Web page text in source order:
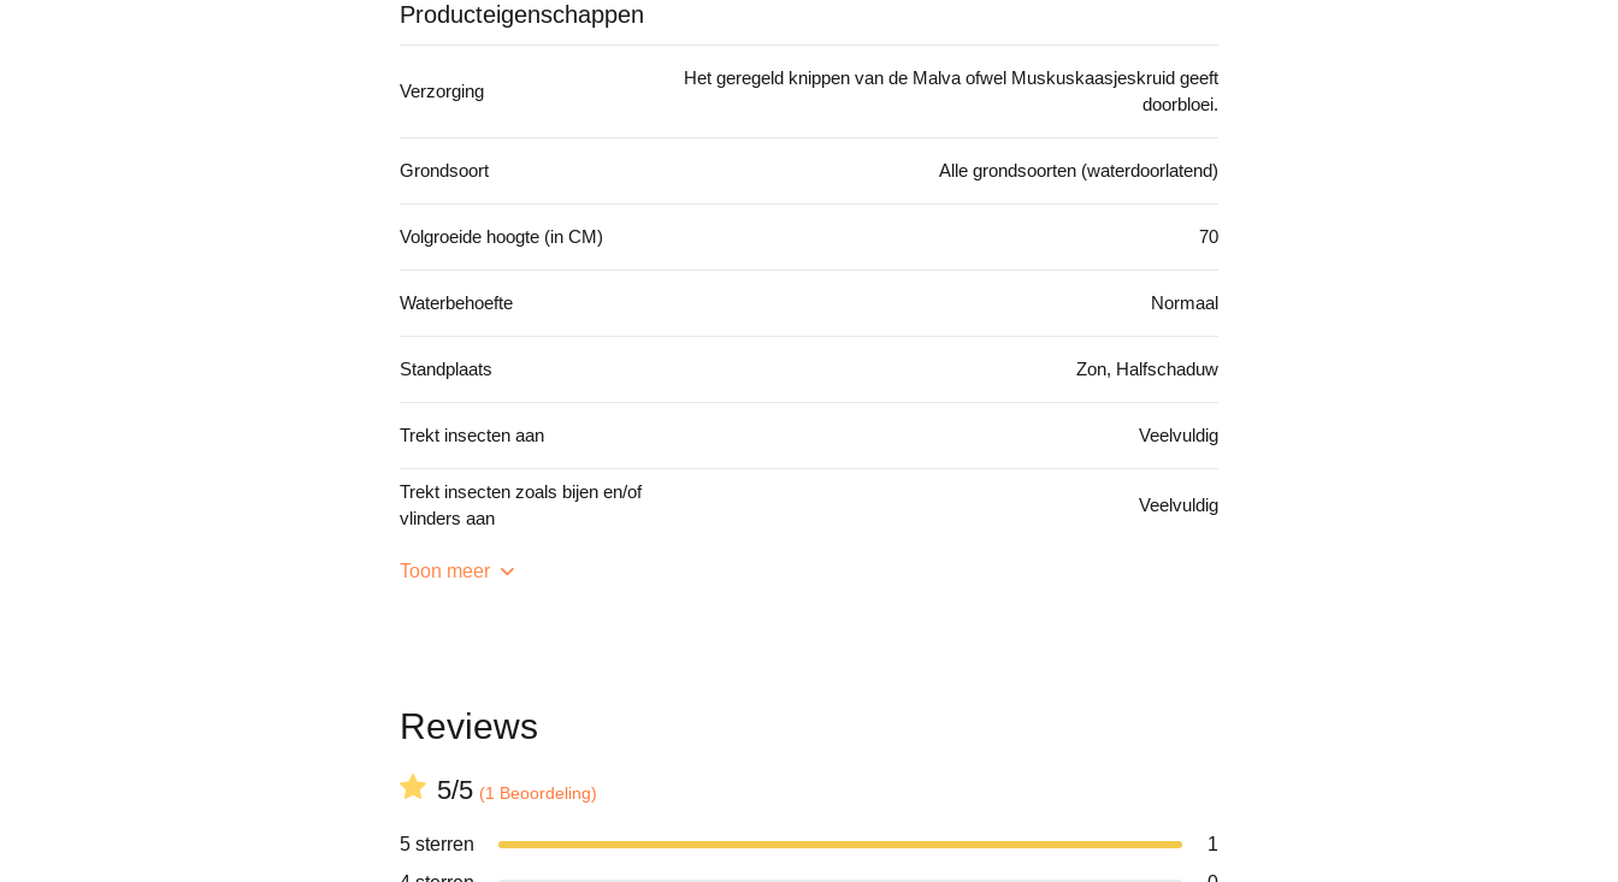
Producteigenschappen
Verzorging
Het geregeld knippen van de Malva ofwel Muskuskaasjeskruid geeft
doorbloei.
Grondsoort Alle grondsoorten (waterdoorlatend)
Volgroeide hoogte (in CM) 70
Waterbehoefte Normaal
Standplaats Zon, Halfschaduw
Trekt insecten aan Veelvuldig
Trekt insecten zoals bijen en/of
vlinders aan
Veelvuldig
Toon meer
Reviews
5/5 (1 Beoordeling)
5 sterren
1